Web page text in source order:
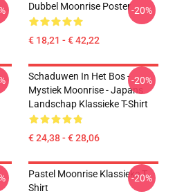
Dubbel Moonrise Poster
€ 18,21 - € 42,22
-20%
Schaduwen In Het Bos -
Mystiek Moonrise - Japans
Landschap Klassieke T-Shirt
€ 24,38 - € 28,06
-20%
Pastel Moonrise Klassieke T-
Shirt
-20%